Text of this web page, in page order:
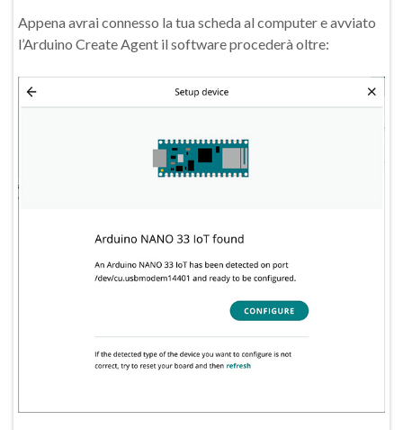
Appena avrai connesso la tua scheda al computer e avviato
l’Arduino Create Agent il software procederà oltre: